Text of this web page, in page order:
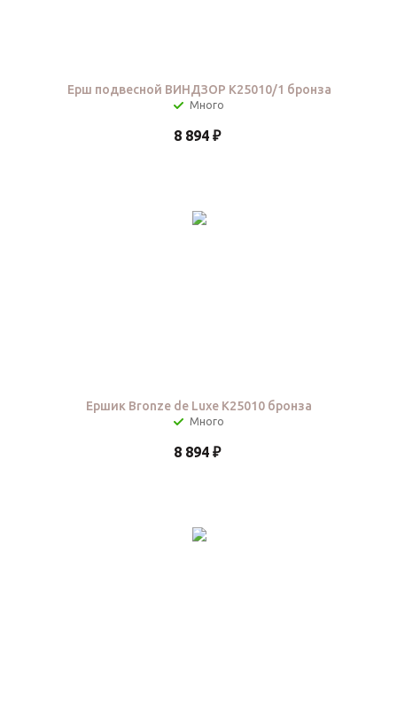
Ерш подвесной ВИНДЗОР K25010/1 бронза
8 894 ₽
Ершик Bronze de Luxe K25010 бронза
8 894 ₽